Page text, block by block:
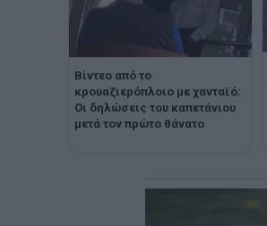
Βίντεο από το
κρουαζιερόπλοιο με χανταϊό:
Οι δηλώσεις του καπετάνιου
μετά τον πρώτο θάνατο